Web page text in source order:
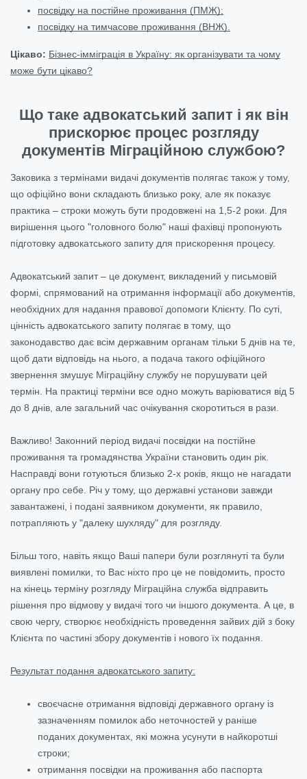
посвідку на постійне проживання (ПМЖ);
посвідку на тимчасове проживання (ВНЖ).
Цікаво: Бізнес-імміграція в Україну: як організувати та чому
може бути цікаво?
Що таке адвокатський запит і як він
прискорює процес розгляду
документів Міграційною службою?
Заковика з термінами видачі документів полягає також у тому,
що офіційно вони складають близько року, але як показує
практика – строки можуть бути продовжені на 1,5-2 роки. Для
вирішення цього "головного болю" наші фахівці пропонують
підготовку адвокатського запиту для прискорення процесу.
Адвокатський запит – це документ, викладений у письмовій
формі, спрямований на отримання інформації або документів,
необхідних для надання правової допомоги Клієнту. По суті,
цінність адвокатського запиту полягає в тому, що
законодавство дає всім державним органам тільки 5 днів на те,
щоб дати відповідь на нього, а подача такого офіційного
звернення змушує Міграційну службу не порушувати цей
термін. На практиці терміни все одно можуть варіюватися від 5
до 8 днів, але загальний час очікування скоротиться в рази.
Важливо! Законний період видачі посвідки на постійне
проживання та громадянства України становить один рік.
Насправді вони готуються близько 2-х років, якщо не нагадати
органу про себе. Річ у тому, що державні установи завжди
завантажені, і подані заявником документи, як правило,
потрапляють у "далеку шухляду" для розгляду.
Більш того, навіть якщо Ваші папери були розглянуті та були
виявлені помилки, то Вас ніхто про це не повідомить, просто
на кінець терміну розгляду Міграційна служба відправить
рішення про відмову у видачі того чи іншого документа. А це, в
свою чергу, створює необхідність проведення зайвих дій з боку
Клієнта по частині збору документів і нового їх подання.
Результат подання адвокатського запиту:
своєчасне отримання відповіді державного органу із
зазначенням помилок або неточностей у раніше
поданих документах, які можна усунути в найкоротші
строки;
отримання посвідки на проживання або паспорта